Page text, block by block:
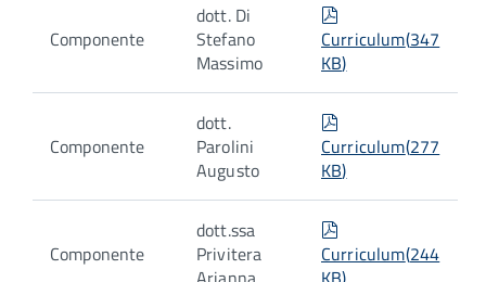
Componente
dott. Di
Stefano
Massimo
Curriculum(347
KB)
Componente
dott.
Parolini
Augusto
Curriculum(277
KB)
Componente
dott.ssa
Privitera
Curriculum(244